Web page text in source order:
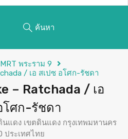
ค้นหา
MRT พระราม 9
/ เอ สเปซ อโศก-รัชดา
– Ratchada / เอ
โศก-รัชดา
แดง เขตดินแดง กรุงเทพมหานคร
ประเทศไทย